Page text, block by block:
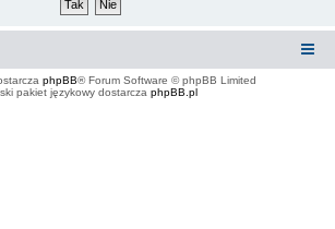
phpBB® Forum Software © phpBB Limited
pakiet językowy dostarcza phpBB.pl